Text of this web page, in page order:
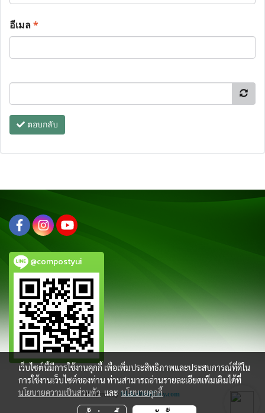
อีเมล*
ตอบกลับ
@compostyui
Powered by MakeWebEasy.com
เว็บไซต์นี้มีการใช้งานคุกกี้ เพื่อเพิ่มประสิทธิภาพและประสบการณ์ที่ดีใน
การใช้งานเว็บไซต์ของท่าน ท่านสามารถอ่านรายละเอียดเพิ่มเติมได้ที่
นโยบายความเป็นส่วนตัวและ นโยบายคุกกี้